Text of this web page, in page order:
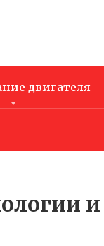
двигателя
и